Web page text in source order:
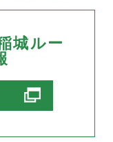
城ルー
ィンドウで開きます